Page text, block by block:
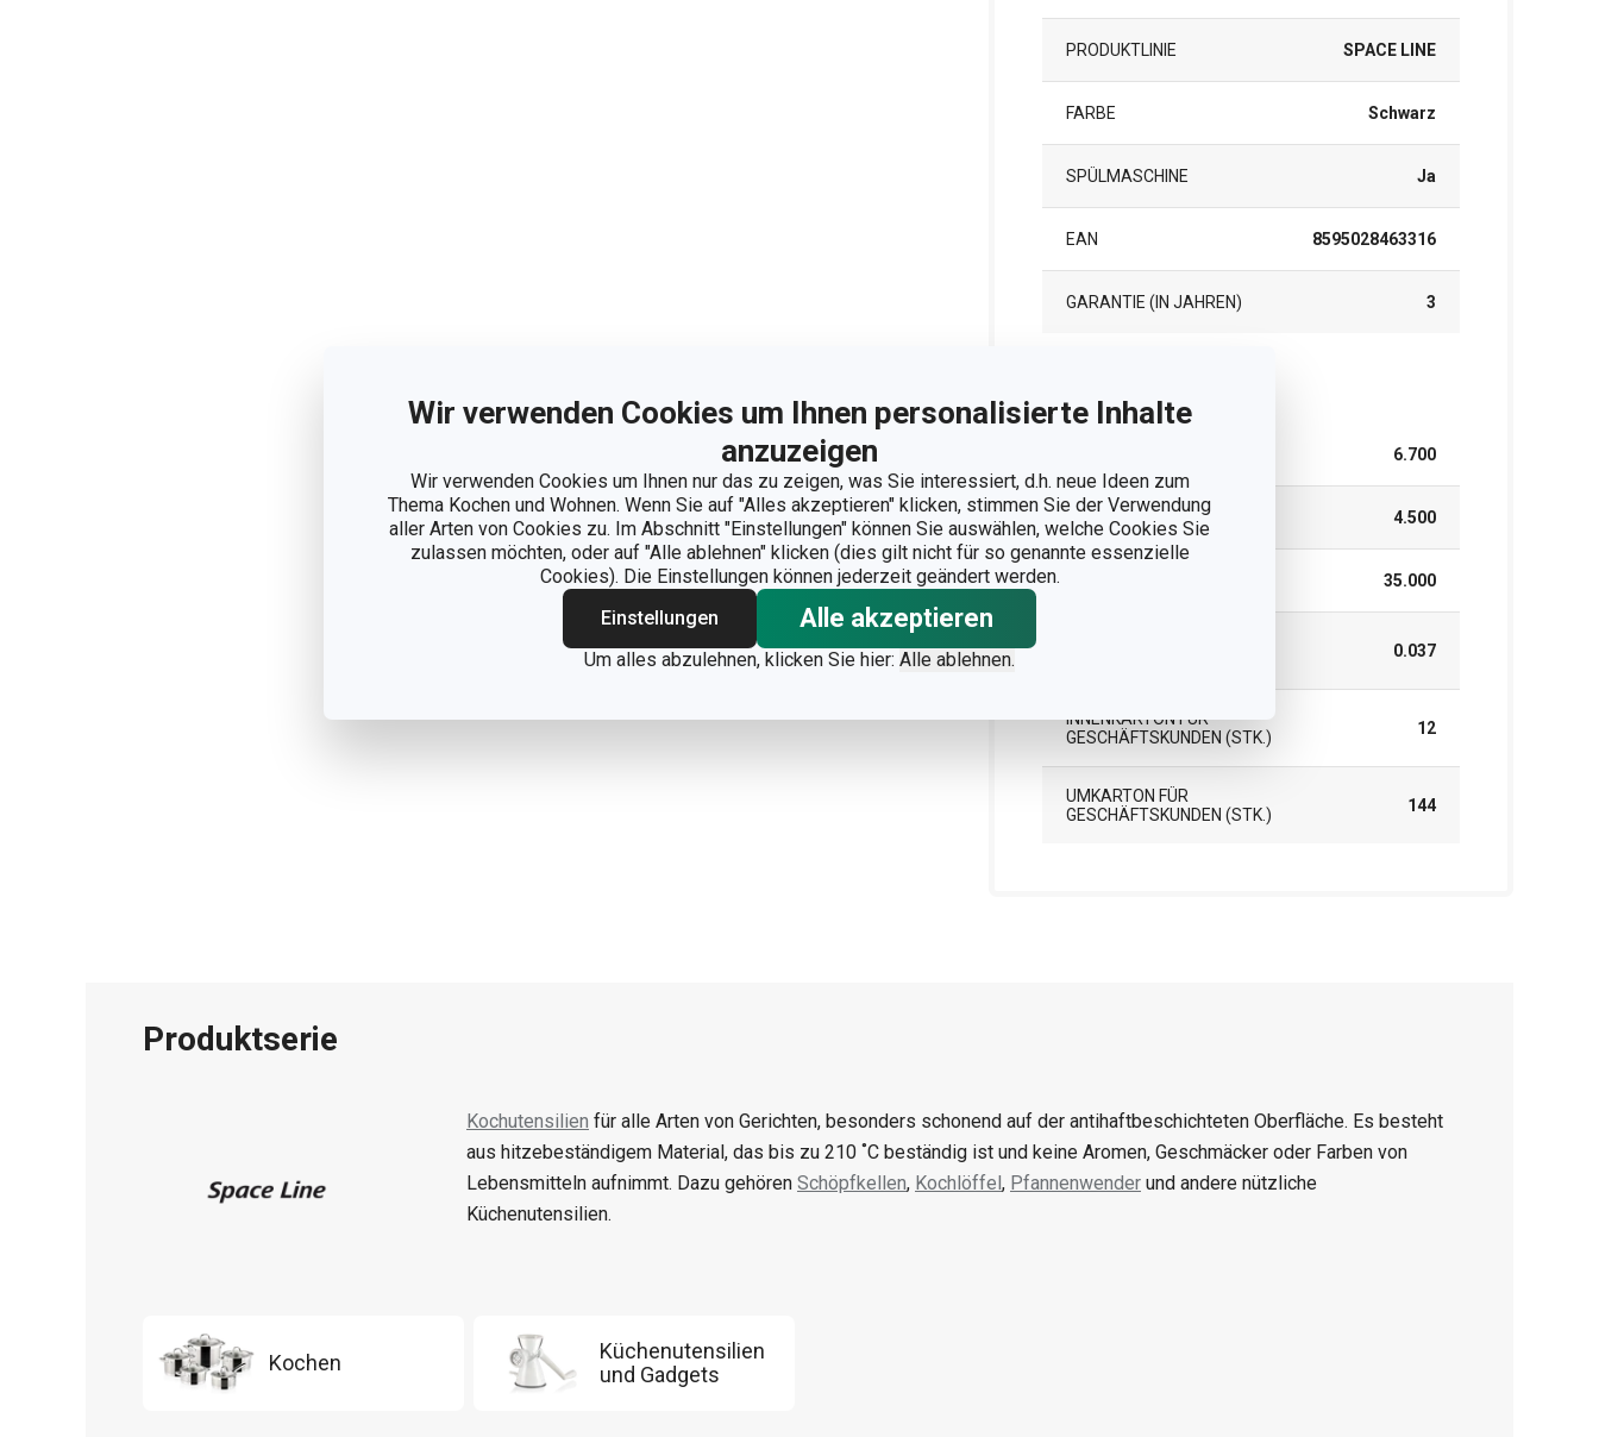
Wir verwenden Cookies um Ihnen personalisierte Inhalte
anzuzeigen
Wir verwenden Cookies um Ihnen nur das zu zeigen, was Sie interessiert, d.h. neue Ideen zum
Thema Kochen und Wohnen. Wenn Sie auf "Alles akzeptieren" klicken, stimmen Sie der Verwendung
aller Arten von Cookies zu. Im Abschnitt "Einstellungen" können Sie auswählen, welche Cookies Sie
zulassen möchten, oder auf "Alle ablehnen" klicken (dies gilt nicht für so genannte essenzielle
Cookies). Die Einstellungen können jederzeit geändert werden.
Einstellungen
Alle akzeptieren
Um alles abzulehnen, klicken Sie hier: Alle ablehnen.
PRODUKTLINIE SPACE LINE
FARBE Schwarz
SPÜLMASCHINE Ja
EAN 8595028463316
GARANTIE (IN JAHREN) 3
6.700
HÖHE (CM) 4.500
35.000
0.037
INNENKARTON FÜR
GESCHÄFTSKUNDEN (STK.)
12
UMKARTON FÜR
GESCHÄFTSKUNDEN (STK.)
144
Produktserie
Kochutensilien für alle Arten von Gerichten, besonders schonend auf der antihaftbeschichteten Oberfläche. Es besteht
aus hitzebeständigem Material, das bis zu 210 ˚C beständig ist und keine Aromen, Geschmäcker oder Farben von
Lebensmitteln aufnimmt. Dazu gehören Schöpfkellen, Kochlöffel, Pfannenwender und andere nützliche
Küchenutensilien.
Kochen
Küchenutensilien
und Gadgets